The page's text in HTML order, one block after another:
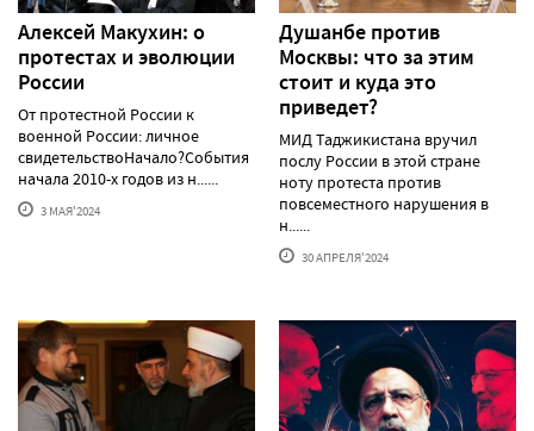
Алексей Макуxин: о
протестаx и эволюции
России
От протестной России к
военной России: личное
свидетельствоНачало?События
начала 2010-х годов из н......
3 МАЯ'2024
Душанбе против
Москвы: что за этим
стоит и куда это
приведет?
МИД Таджикистана вручил
послу России в этой стране
ноту протеста против
повсеместного нарушения в
н......
30 АПРЕЛЯ'2024